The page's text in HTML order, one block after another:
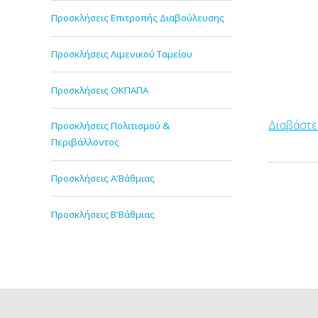
Προσκλήσεις Επιτροπής Διαβούλευσης
Προσκλήσεις Λιμενικού Ταμείου
Προσκλήσεις ΟΚΠΑΠΑ
Προσκλήσεις Πολιτισμού &
Περιβάλλοντος
Προσκλήσεις Α'Βάθμιας
Προσκλήσεις Β'Βάθμιας